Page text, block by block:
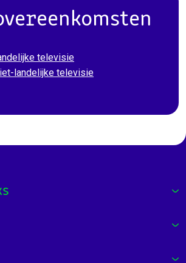
televisie
landelijke televisie